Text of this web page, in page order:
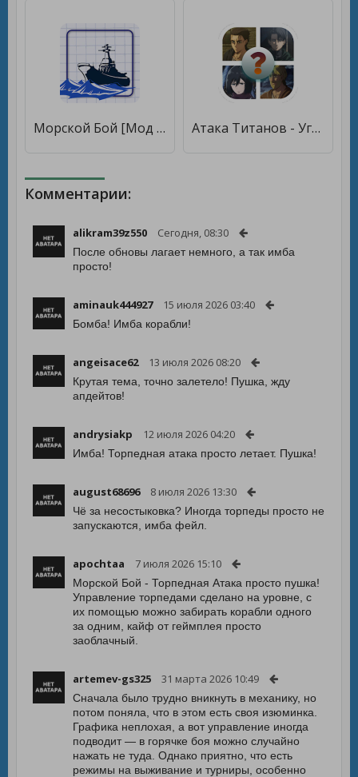
Морской Бой [Мод меню] Атака Титанов - Угадай героя [Мод меню]
Комментарии:
alikram39z550 Сегодня, 08:30
После обновы лагает немного, а так имба
просто!
aminauk444927 15 июля 2026 03:40
Бомба! Имба корабли!
angeisace62 13 июля 2026 08:20
Крутая тема, точно залетело! Пушка, жду
апдейтов!
andrysiakp 12 июля 2026 04:20
Имба! Торпедная атака просто летает. Пушка!
august68696 8 июля 2026 13:30
Чё за несостыковка? Иногда торпеды просто не
запускаются, имба фейл.
apochtaa 7 июля 2026 15:10
Морской Бой - Торпедная Атака просто пушка!
Управление торпедами сделано на уровне, с
их помощью можно забирать корабли одного
за одним, кайф от геймплея просто
заоблачный.
artemev-gs325 31 марта 2026 10:49
Сначала было трудно вникнуть в механику, но
потом поняла, что в этом есть своя изюминка.
Графика неплохая, а вот управление иногда
подводит — в горячке боя можно случайно
нажать не туда. Однако приятно, что есть
режимы на выживание и турниры, особенно